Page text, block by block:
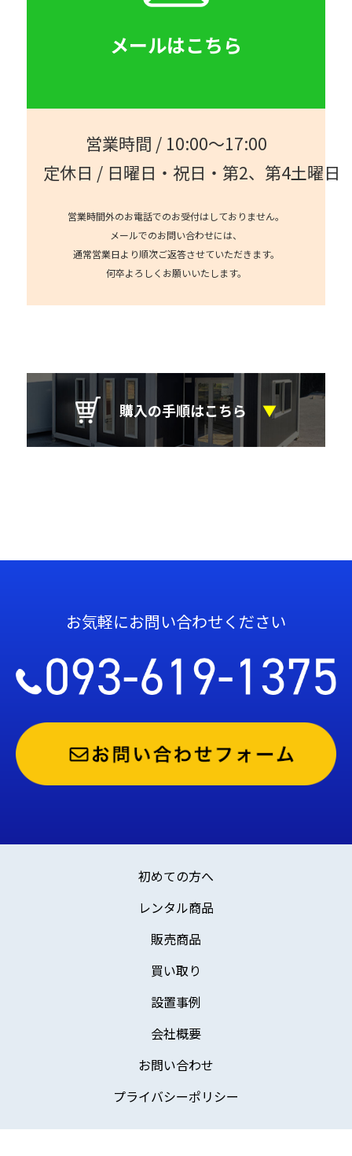
メールはこちら
営業時間 / 10:00～17:00
定休日 / 日曜日・祝日・第2、第4土曜日
営業時間外のお電話でのお受付はしておりません。
メールでのお問い合わせには、
通常営業日より順次ご返答させていただきます。
何卒よろしくお願いいたします。
購入の手順はこちら
お気軽にお問い合わせください
初めての方へ
レンタル商品
販売商品
買い取り
設置事例
会社概要
お問い合わせ
プライバシーポリシー